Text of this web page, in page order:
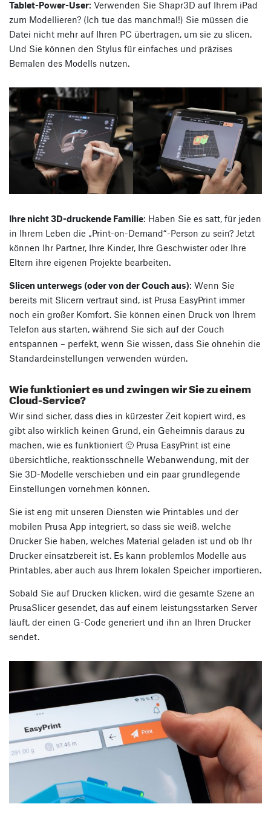
Tablet-Power-User: Verwenden Sie Shapr3D auf Ihrem iPad
zum Modellieren? (Ich tue das manchmal!) Sie müssen die
Datei nicht mehr auf Ihren PC übertragen, um sie zu slicen.
Und Sie können den Stylus für einfaches und präzises
Bemalen des Modells nutzen.
Ihre nicht 3D-druckende Familie: Haben Sie es satt, für jeden
in Ihrem Leben die „Print-on-Demand“-Person zu sein? Jetzt
können Ihr Partner, Ihre Kinder, Ihre Geschwister oder Ihre
Eltern ihre eigenen Projekte bearbeiten.
Slicen unterwegs (oder von der Couch aus): Wenn Sie
bereits mit Slicern vertraut sind, ist Prusa EasyPrint immer
noch ein großer Komfort. Sie können einen Druck von Ihrem
Telefon aus starten, während Sie sich auf der Couch
entspannen – perfekt, wenn Sie wissen, dass Sie ohnehin die
Standardeinstellungen verwenden würden.
Wie funktioniert es und zwingen wir Sie zu einem
Cloud-Service?
Wir sind sicher, dass dies in kürzester Zeit kopiert wird, es
gibt also wirklich keinen Grund, ein Geheimnis daraus zu
machen, wie es funktioniert 🙂 Prusa EasyPrint ist eine
übersichtliche, reaktionsschnelle Webanwendung, mit der
Sie 3D-Modelle verschieben und ein paar grundlegende
Einstellungen vornehmen können.
Sie ist eng mit unseren Diensten wie Printables und der
mobilen Prusa App integriert, so dass sie weiß, welche
Drucker Sie haben, welches Material geladen ist und ob Ihr
Drucker einsatzbereit ist. Es kann problemlos Modelle aus
Printables, aber auch aus Ihrem lokalen Speicher importieren.
Sobald Sie auf Drucken klicken, wird die gesamte Szene an
PrusaSlicer gesendet, das auf einem leistungsstarken Server
läuft, der einen G-Code generiert und ihn an Ihren Drucker
sendet.